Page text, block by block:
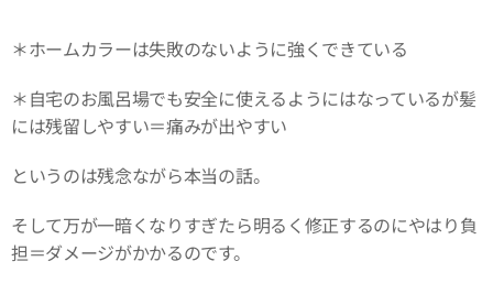
＊ホームカラーは失敗のないように強くできている
＊自宅のお風呂場でも安全に使えるようにはなっているが髪
には残留しやすい＝痛みが出やすい
というのは残念ながら本当の話。
そして万が一暗くなりすぎたら明るく修正するのにやはり負
担＝ダメージがかかるのです。